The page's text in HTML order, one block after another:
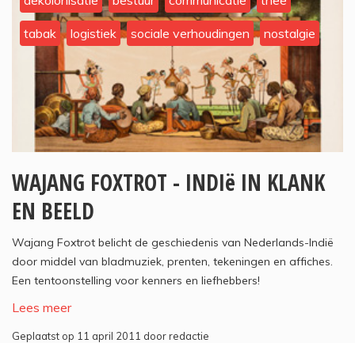
tabak logistiek sociale verhoudingen nostalgie
WAJANG FOXTROT - INDIë IN KLANK
EN BEELD
Wajang Foxtrot belicht de geschiedenis van Nederlands-Indië
door middel van bladmuziek, prenten, tekeningen en affiches.
Een tentoonstelling voor kenners en liefhebbers!
Lees meer
Geplaatst op 11 april 2011 door redactie